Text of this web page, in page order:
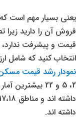
یعنی بسیار مهم است
فروش آن را دارید
قیمت و پیشرفت
انتخاب کنید که شامل
نمودار رشد قیمت
2، 5 و 22
داشته اند.